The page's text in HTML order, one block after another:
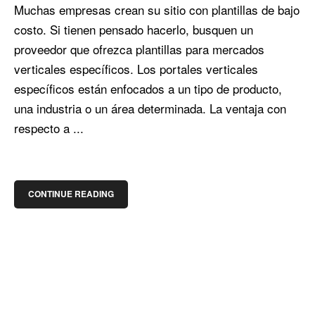
Muchas empresas crean su sitio con plantillas de bajo
costo. Si tienen pensado hacerlo, busquen un
proveedor que ofrezca plantillas para mercados
verticales específicos. Los portales verticales
específicos están enfocados a un tipo de producto,
una industria o un área determinada. La ventaja con
respecto a ...
CONTINUE READING